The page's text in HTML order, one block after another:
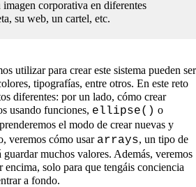
corporativa en diferentes
su web, un cartel, etc.
utilizar para crear este sistema pueden ser
tipografías, entre otros. En este reto
diferentes: por un lado, cómo crear
usando funciones, ellipse() o
el modo de crear nuevas y
veremos cómo usar arrays, un tipo de
muchos valores. Además, veremos
encima, solo para que tengáis conciencia
a fondo.